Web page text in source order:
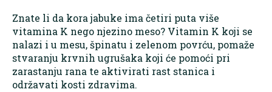
Znate li da kora jabuke ima četiri puta više
vitamina K nego njezino meso? Vitamin K koji se
nalazi i u mesu, špinatu i zelenom povrću, pomaže
stvaranju krvnih ugrušaka koji će pomoći pri
zarastanju rana te aktivirati rast stanica i
održavati kosti zdravima.